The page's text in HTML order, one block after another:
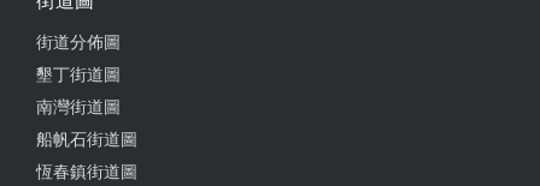
街道分佈圖
墾丁街道圖
南灣街道圖
船帆石街道圖
恆春鎮街道圖